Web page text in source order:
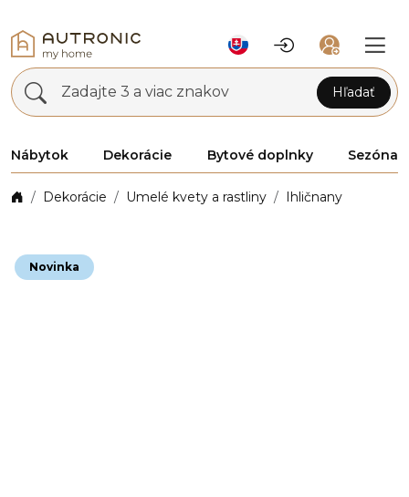
Zadajte 3 a viac znakov Hľadať
Nábytok Dekorácie Bytové doplnky Sezóna
Dekorácie Umelé kvety a rastliny Ihličnany
Novinka